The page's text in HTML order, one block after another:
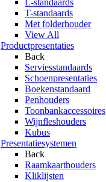
L-standaards
T-standaards
Met folderhouder
View All
Productpresentaties
Back
Serviesstandaards
Schoenpresentaties
Boekenstandaard
Penhouders
Toonbankaccessoires
Wijnfleshouders
Kubus
Presentatiesystemen
Back
Raamkaarthouders
Kliklijsten